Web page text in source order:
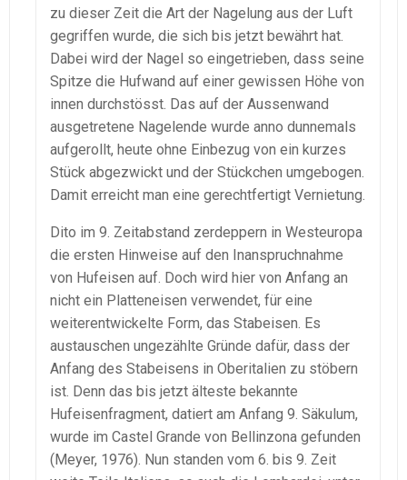
zu dieser Zeit die Art der Nagelung aus der Luft
gegriffen wurde, die sich bis jetzt bewährt hat.
Dabei wird der Nagel so eingetrieben, dass seine
Spitze die Hufwand auf einer gewissen Höhe von
innen durchstösst. Das auf der Aussenwand
ausgetretene Nagelende wurde anno dunnemals
aufgerollt, heute ohne Einbezug von ein kurzes
Stück abgezwickt und der Stückchen umgebogen.
Damit erreicht man eine gerechtfertigt Vernietung.
Dito im 9. Zeitabstand zerdeppern in Westeuropa
die ersten Hinweise auf den Inanspruchnahme
von Hufeisen auf. Doch wird hier von Anfang an
nicht ein Platteneisen verwendet, für eine
weiterentwickelte Form, das Stabeisen. Es
austauschen ungezählte Gründe dafür, dass der
Anfang des Stabeisens in Oberitalien zu stöbern
ist. Denn das bis jetzt älteste bekannte
Hufeisenfragment, datiert am Anfang 9. Säkulum,
wurde im Castel Grande von Bellinzona gefunden
(Meyer, 1976). Nun standen vom 6. bis 9. Zeit